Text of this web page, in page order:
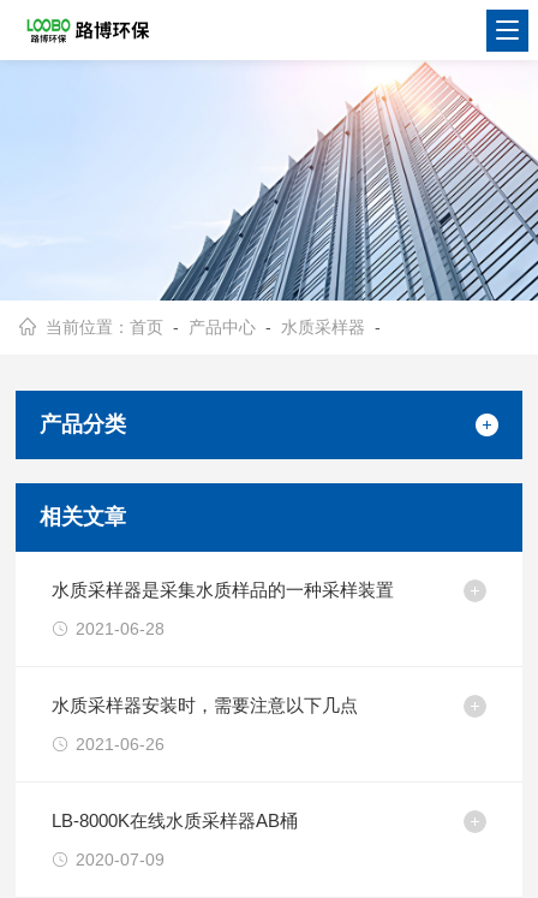
当前位置：首页 - 产品中心 - 水质采样器 -
产品分类
相关文章
水质采样器是采集水质样品的一种采样装置
2021-06-28
水质采样器安装时，需要注意以下几点
2021-06-26
LB-8000K在线水质采样器AB桶
2020-07-09